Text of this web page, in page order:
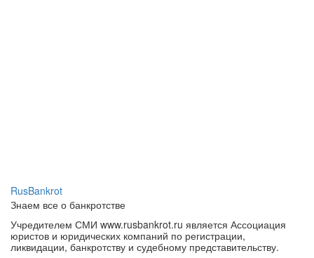
RusBankrot
Знаем все о банкротстве
Учредителем СМИ www.rusbankrot.ru является Ассоциация
юристов и юридических компаний по регистрации,
ликвидации, банкротству и судебному представительству.